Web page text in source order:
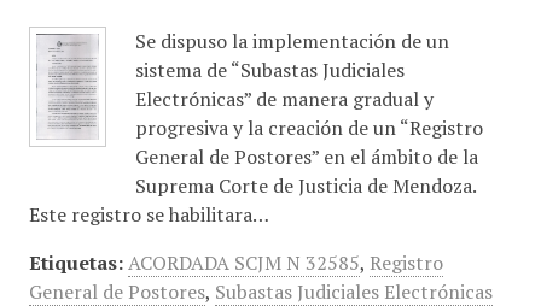
Se dispuso la implementación de un
sistema de “Subastas Judiciales
Electrónicas” de manera gradual y
progresiva y la creación de un “Registro
General de Postores” en el ámbito de la
Suprema Corte de Justicia de Mendoza.
Este registro se habilitara…
Etiquetas: ACORDADA SCJM N 32585, Registro
General de Postores, Subastas Judiciales Electrónicas